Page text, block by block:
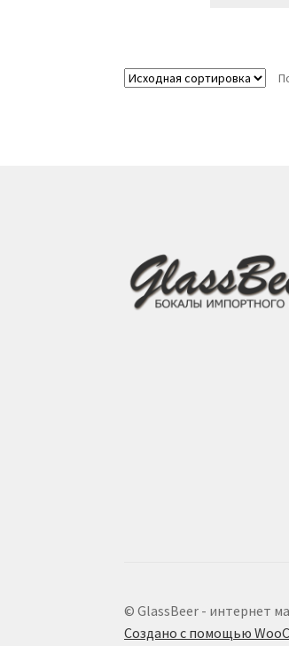
© GlassBeer - интернет
Создано с помощью